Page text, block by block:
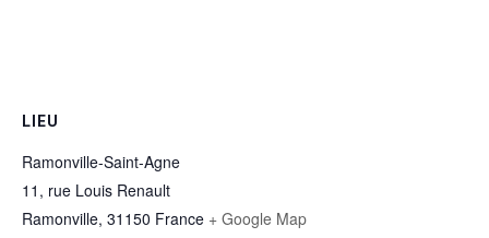
LIEU
Ramonville-Saint-Agne
11, rue Louis Renault
Ramonville, 31150 France + Google Map